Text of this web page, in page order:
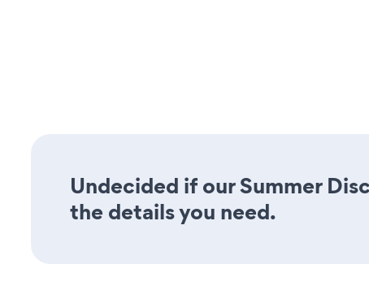
Undecided if our Summer
the details you need.